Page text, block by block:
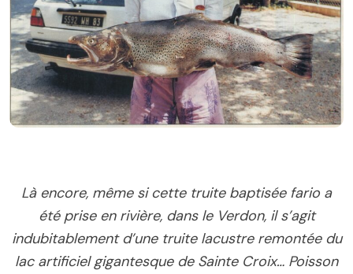
Là encore, même si cette truite baptisée fario a
été prise en rivière, dans le Verdon, il s’agit
indubitablement d’une truite lacustre remontée du
lac artificiel gigantesque de Sainte Croix… Poisson